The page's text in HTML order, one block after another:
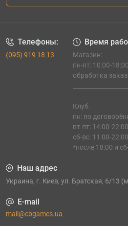
Телефоны:
(095) 919 18 13
Время
Магазин:
пн-пт: 10:00-18:00
обработка
Клуб:
пн: по
вт-пт: 14:00-22:00
сб-вс: 11:00-22:00
*после 18:00 и
Наш адрес
Украина, г. Киев, ул. Братская, 6/13
E-mail
mail@cbgames.ua